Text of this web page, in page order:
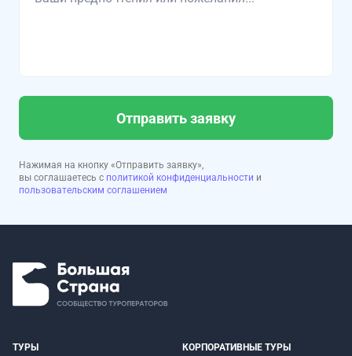
Отправить заявку
Нажимая на кнопку «Отправить заявку»,
вы соглашаетесь с политикой конфиденциальности и
пользовательским соглашением
ТУРЫ КОРПОРАТИВНЫЕ ТУРЫ